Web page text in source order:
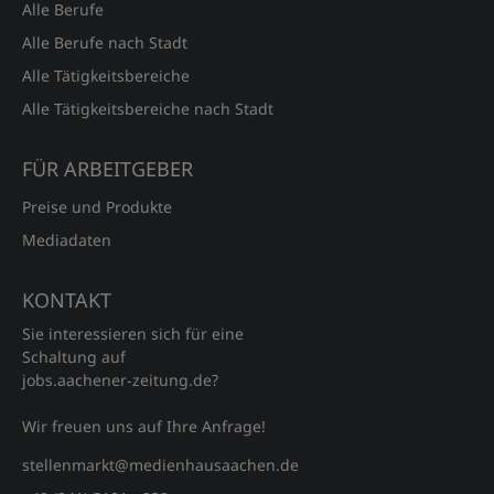
Alle Berufe
Alle Berufe nach Stadt
Alle Tätigkeitsbereiche
Alle Tätigkeitsbereiche nach Stadt
FÜR ARBEITGEBER
Preise und Produkte
Mediadaten
KONTAKT
Sie interessieren sich für eine
Schaltung auf
jobs.aachener‑zeitung.de?
Wir freuen uns auf Ihre Anfrage!
stellenmarkt@medienhausaachen.de